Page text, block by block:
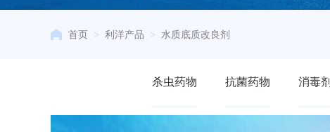
首页 > 利洋产品 > 水质底质改良剂
杀虫药物 抗菌药物 消毒剂